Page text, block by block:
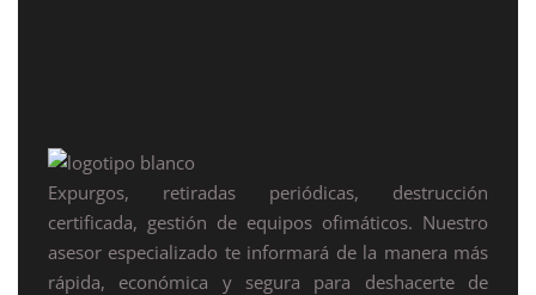
Expurgos, retiradas periódicas, destrucción
certificada, gestión de equipos ofimáticos. Nuestro
asesor especializado te informará de la manera más
rápida, económica y segura para deshacerte de